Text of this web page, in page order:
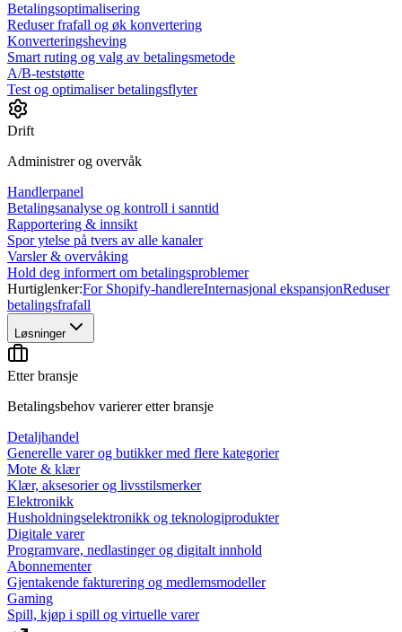
Betalingsoptimalisering
Reduser frafall og øk konvertering
Konverteringsheving
Smart ruting og valg av betalingsmetode
A/B-teststøtte
Test og optimaliser betalingsflyter
Drift
Administrer og overvåk
Handlerpanel
Betalingsanalyse og kontroll i sanntid
Rapportering & innsikt
Spor ytelse på tvers av alle kanaler
Varsler & overvåking
Hold deg informert om betalingsproblemer
Hurtiglenker:For Shopify-handlereInternasjonal ekspansjonReduser
betalingsfrafall
Løsninger
Etter bransje
Betalingsbehov varierer etter bransje
Detaljhandel
Generelle varer og butikker med flere kategorier
Mote & klær
Klær, aksesorier og livsstilsmerker
Elektronikk
Husholdningselektronikk og teknologiprodukter
Digitale varer
Programvare, nedlastinger og digitalt innhold
Abonnementer
Gjentakende fakturering og medlemsmodeller
Gaming
Spill, kjøp i spill og virtuelle varer